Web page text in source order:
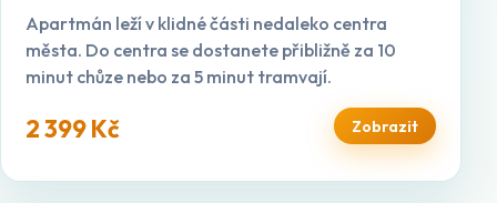
Apartmán leží v klidné části nedaleko centra
města. Do centra se dostanete přibližně za 10
minut chůze nebo za 5 minut tramvají.
2 399 Kč Zobrazit